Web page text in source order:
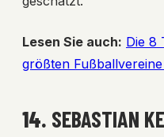
Lesen Sie auch: Die 8
größten
14. SEBASTIAN